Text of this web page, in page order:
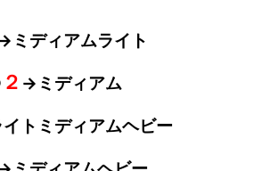
ミディアムライト
２ →ミディアム
トミディアムヘビー